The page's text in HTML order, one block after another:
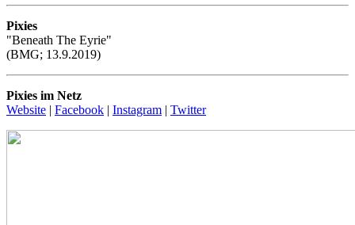
Pixies
"Beneath The Eyrie"
(BMG; 13.9.2019)
Pixies im Netz
Website | Facebook | Instagram | Twitter